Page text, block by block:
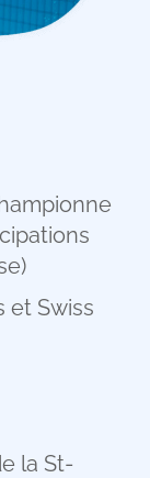
et Swiss
la St-